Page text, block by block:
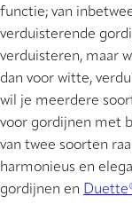
functie; van
verduisterende
verduisteren, maar
dan voor witte,
wil je meerdere
voor gordijnen met
van twee soorten
harmonieus en
gordijnen en